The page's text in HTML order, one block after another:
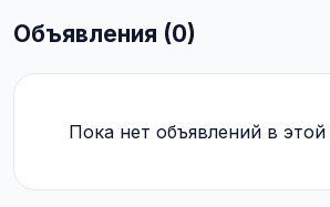
Объявления (0)
Пока нет объявлений в этой